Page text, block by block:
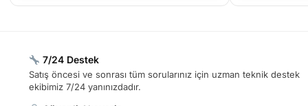
7/24 Destek
Satış öncesi ve sonrası tüm sorularınız için uzman teknik destek
ekibimiz 7/24 yanınızdadır.